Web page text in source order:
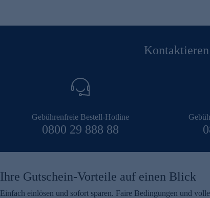
Gebührenfreie Bestell-Hotline
0800 29 888 88
Ihre Gutschein-Vorteile auf einen Blick
Einfach einlösen und sofort sparen. Faire Bedingungen und